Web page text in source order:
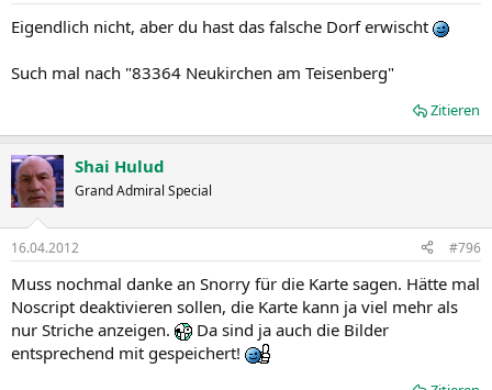
n
:
Eigendlich nicht, aber du hast das falsche Dorf erwischt
Such mal nach "83364 Neukirchen am Teisenberg"
Zitieren
Shai Hulud
Grand Admiral Special
16.04.2012 #796
Muss nochmal danke an Snorry für die Karte sagen. Hätte mal
Noscript deaktivieren sollen, die Karte kann ja viel mehr als
nur Striche anzeigen.
Da sind ja auch die Bilder
entsprechend mit gespeichert!